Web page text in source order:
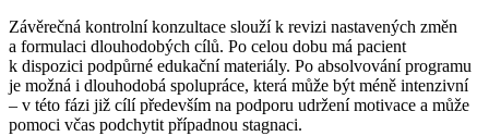
Závěrečná kontrolní konzultace slouží k revizi nastavených změn
a formulaci dlouhodobých cílů. Po celou dobu má pacient
k dispozici podpůrné edukační materiály. Po absolvování programu
je možná i dlouhodobá spolupráce, která může být méně intenzivní
–⁠ v této fázi již cílí především na podporu udržení motivace a může
pomoci včas podchytit případnou stagnaci.